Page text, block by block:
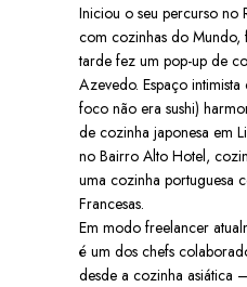
Iniciou o seu percurso no
com cozinhas do Mundo,
tarde fez um pop-up de
Azevedo. Espaço
foco não era sushi)
de cozinha japonesa em
no Bairro Alto Hotel,
uma cozinha portuguesa
Francesas.
Em modo freelancer
é um dos chefs
desde a cozinha asiática